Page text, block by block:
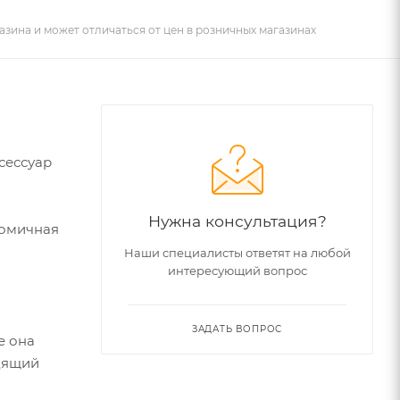
и может отличаться от цен в розничных магазинах
она
Нужна консультация?
Наши специалисты ответят на любой
интересующий вопрос
ЗАДАТЬ ВОПРОС